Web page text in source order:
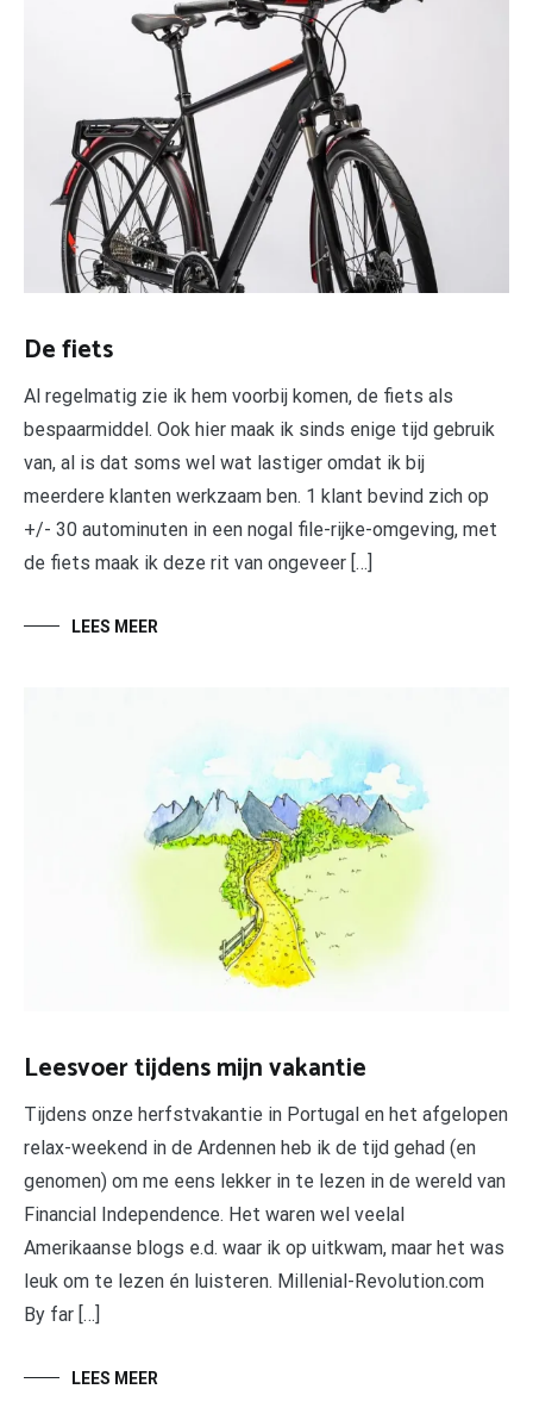
De fiets
Al regelmatig zie ik hem voorbij komen, de fiets als
bespaarmiddel. Ook hier maak ik sinds enige tijd gebruik
van, al is dat soms wel wat lastiger omdat ik bij
meerdere klanten werkzaam ben. 1 klant bevind zich op
+/- 30 autominuten in een nogal file-rijke-omgeving, met
de fiets maak ik deze rit van ongeveer […]
LEES MEER
Leesvoer tijdens mijn vakantie
Tijdens onze herfstvakantie in Portugal en het afgelopen
relax-weekend in de Ardennen heb ik de tijd gehad (en
genomen) om me eens lekker in te lezen in de wereld van
Financial Independence. Het waren wel veelal
Amerikaanse blogs e.d. waar ik op uitkwam, maar het was
leuk om te lezen én luisteren. Millenial-Revolution.com
By far […]
LEES MEER